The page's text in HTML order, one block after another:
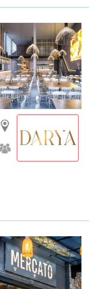
דריה DARYA
בעיצוב
אקסלוסיבית,
מתקדמות
הסטנדרט
הקטנים.
עד 350 איש
מרקטו
בראשון